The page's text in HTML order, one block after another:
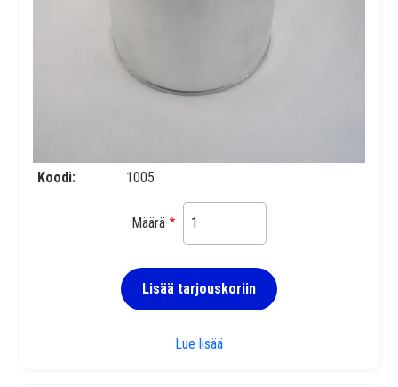
Koodi 1005
Määrä
Lisää tarjouskoriin
Lue lisääPeltipurkki 1 l